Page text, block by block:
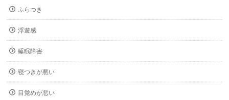
ふらつき
浮遊感
睡眠障害
寝つきが悪い
目覚めが悪い